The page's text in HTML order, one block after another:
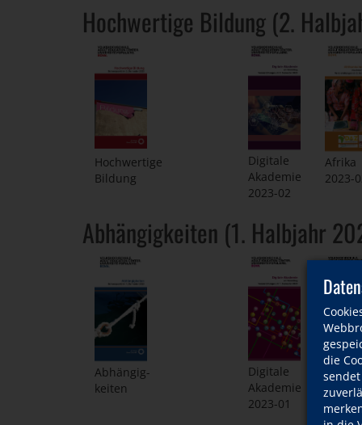
die
Hochwertige Bildung (2.
Hochwertige
Bildung
Digitale
Akademie
2023-02
Afrika
2023-
Abhängigkeiten (1. Halbjahr
Abhängig-
keiten
Digitale
Akademie
2023-01
Afrika
2023-